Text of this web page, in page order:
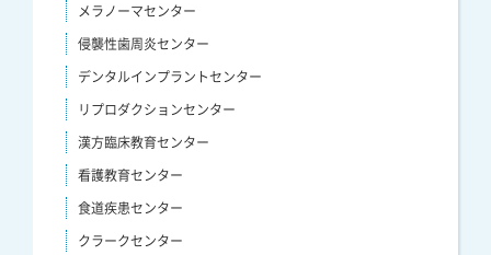
メラノーマセンター
侵襲性歯周炎センター
デンタルインプラントセンター
リプロダクションセンター
漢方臨床教育センター
看護教育センター
食道疾患センター
クラークセンター